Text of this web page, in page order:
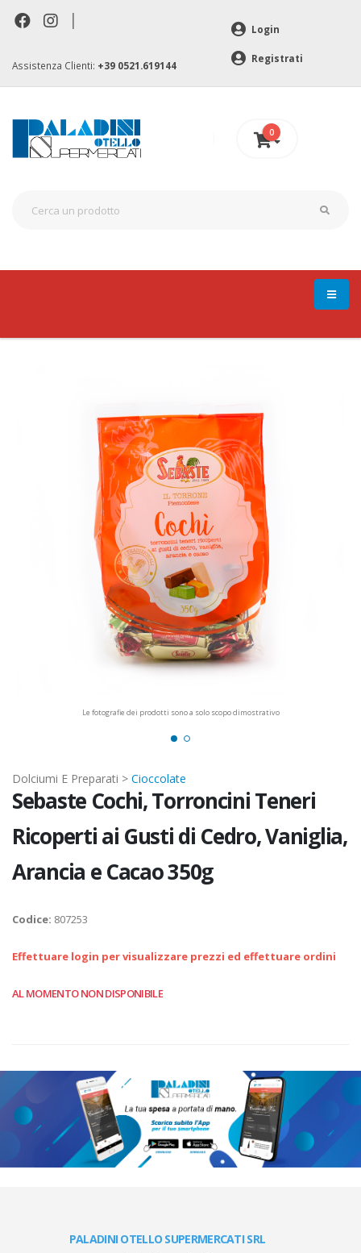
|
Assistenza Clienti: +39 0521.619144
Login
Registrati
0
Le fotografie dei prodotti sono a solo scopo dimostrativo
Dolciumi E Preparati > Cioccolate
Sebaste Cochi, Torroncini Teneri
Ricoperti ai Gusti di Cedro, Vaniglia,
Arancia e Cacao 350g
Codice: 807253
Effettuare login per visualizzare prezzi ed effettuare ordini
AL MOMENTO NON DISPONIBILE
PALADINI OTELLO SUPERMERCATI SRL